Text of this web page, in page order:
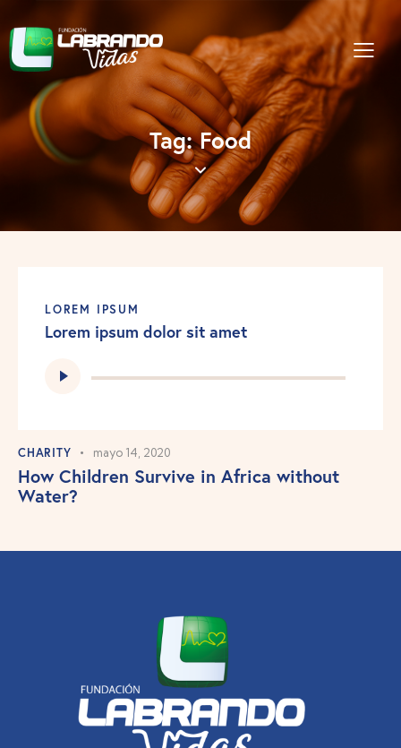
Tag: Food
LOREM IPSUM
Lorem ipsum dolor sit amet
de
CHARITY mayo 14, 2020
How Children Survive in Africa without
Water?